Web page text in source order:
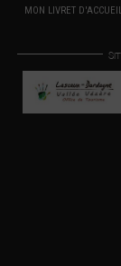
MON LIVRET D'ACCUEIL